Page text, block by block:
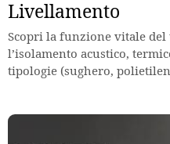
Livellamento
Scopri la funzione vitale
l’isolamento acustico,
tipologie (sughero,